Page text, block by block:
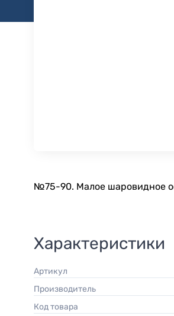
№75-90. Малое шаровидное
Характеристики
Артикул
Производитель
Код товара